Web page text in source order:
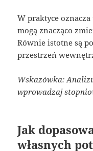
W praktyce
mogą znacząco
Równie istotne są
przestrzeń
Wskazówka:
wprowadzaj
Jak
własnych